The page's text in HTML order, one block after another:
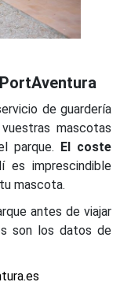
de guardería
mascotas
parque. El coste
es imprescindible
mascota.
antes de viajar
son los datos de